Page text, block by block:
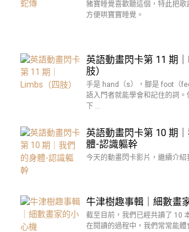
豬寶睡覺喜歡聽這個，特此把歌
方便哄寶寶睡覺。
英語動畫閃卡第 11 期
肢）
手是 hand（s），腳是 foot（
語入門者就能學會和記住的詞。
下 …
英語動畫閃卡第 10 期
體-認識軀幹
今天的動畫閃卡影片，繼續介紹
牛津樹趣事輯｜細數畫
截至目前，我們已經共讀了 10
在閱讀的過程中，我們常常能體